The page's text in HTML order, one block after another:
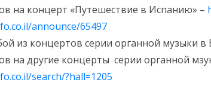
на концерт «Путешествие в Испанию» –
announce/65497
из концертов серии органной музыки в
на другие концерты серии органной
search/?hall=1205